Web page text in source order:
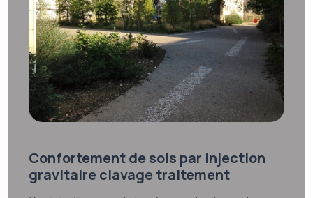
Confortement de sols par injection
gravitaire clavage traitement